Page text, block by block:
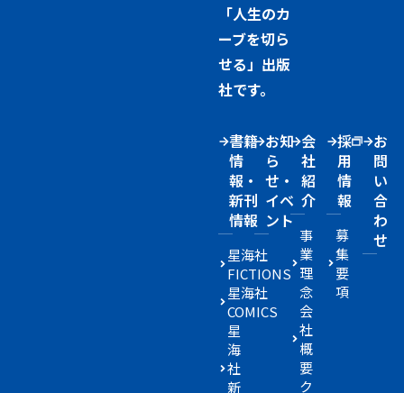
「人生のカ
ーブを切ら
せる」出版
社です。
書籍
情
報・
新刊
情報
星海社
FICTIONS
星海社
COMICS
星
海
社
新
お知
ら
せ・
イベ
ント
会
社
紹
介
事
業
理
念
会
社
概
要
ク
採
用
情
報
募
集
要
項
お
問
い
合
わ
せ